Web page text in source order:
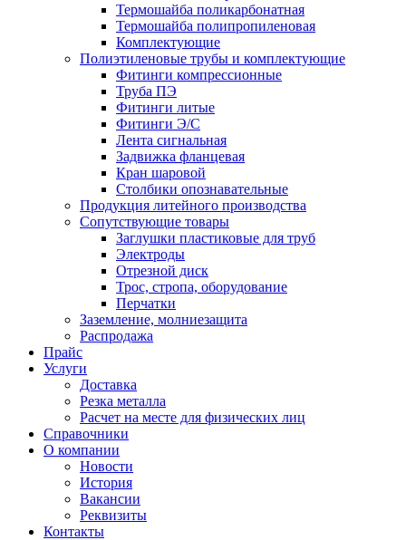
Термошайба поликарбонатная
Термошайба полипропиленовая
Комплектующие
Полиэтиленовые трубы и комплектующие
Фитинги компрессионные
Труба ПЭ
Фитинги литые
Фитинги Э/С
Лента сигнальная
Задвижка фланцевая
Кран шаровой
Столбики опознавательные
Продукция литейного производства
Сопутствующие товары
Заглушки пластиковые для труб
Электроды
Отрезной диск
Трос, стропа, оборудование
Перчатки
Заземление, молниезащита
Распродажа
Прайс
Услуги
Доставка
Резка металла
Расчет на месте для физических лиц
Справочники
О компании
Новости
История
Вакансии
Реквизиты
Контакты